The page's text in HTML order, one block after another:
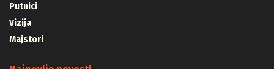
Putnici
Vizija
Majstori